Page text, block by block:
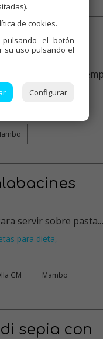
de mi casa de
servir sobre
para dieta,
GM Mambo
sepia con
de cookies.
el botón
su uso pulsando el
Configurar